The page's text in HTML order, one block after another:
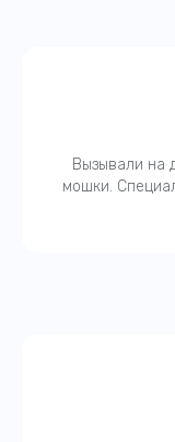
Вызывали на
мошки.
вентиляцию.